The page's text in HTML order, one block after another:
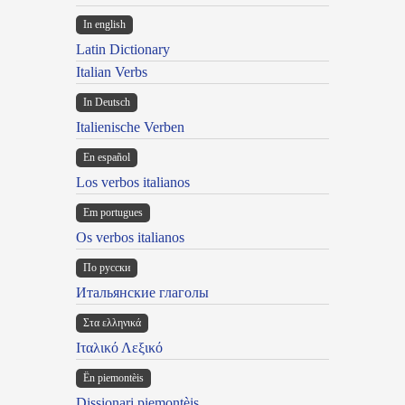
In english
Latin Dictionary
Italian Verbs
In Deutsch
Italienische Verben
En español
Los verbos italianos
Em portugues
Os verbos italianos
По русски
Итальянские глаголы
Στα ελληνικά
Ιταλικό Λεξικό
Ën piemontèis